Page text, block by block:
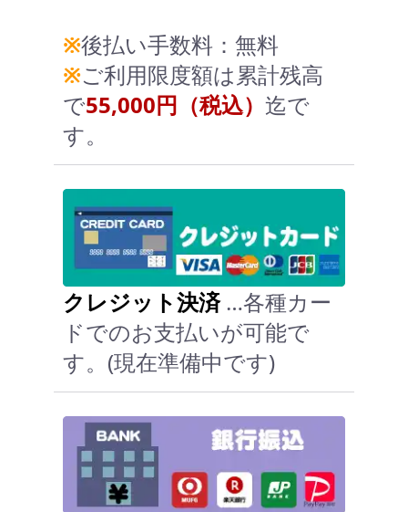
※後払い手数料：無料
※ご利用限度額は累計残高
で55,000円（税込） 迄で
す。
クレジット決済…各種カー
ドでのお支払いが可能で
す。(現在準備中です)